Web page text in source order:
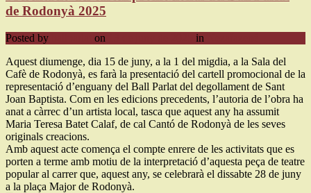
de Rodonyà 2025
Posted by on in
Aquest diumenge, dia 15 de juny, a la 1 del migdia, a la Sala del
Cafè de Rodonyà, es farà la presentació del cartell promocional de la
representació d’enguany del Ball Parlat del degollament de Sant
Joan Baptista. Com en les edicions precedents, l’autoria de l’obra ha
anat a càrrec d’un artista local, tasca que aquest any ha assumit
Maria Teresa Batet Calaf, de cal Cantó de Rodonyà de les seves
originals creacions.
Amb aquest acte comença el compte enrere de les activitats que es
porten a terme amb motiu de la interpretació d’aquesta peça de teatre
popular al carrer que, aquest any, se celebrarà el dissabte 28 de juny
a la plaça Major de Rodonyà.